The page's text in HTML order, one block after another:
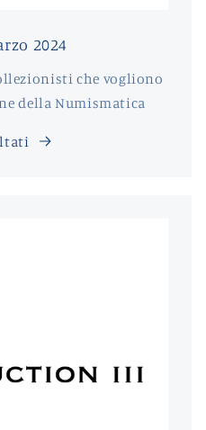
2024
che vogliono
della Numismatica